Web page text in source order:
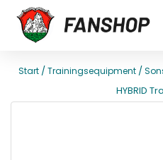
Start /Trainingsequipment /
HYBRID